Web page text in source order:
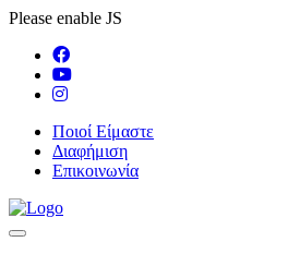
Please enable JS
Ποιοί Είμαστε
Διαφήμιση
Επικοινωνία